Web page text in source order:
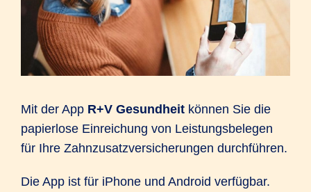
Mit der App R+V Gesundheit können Sie die
papier­lose Ein­reichung von Leistungs­belegen
für Ihre Zahn­zusatz­versiche­rungen durch­führen.
Die App ist für iPhone und Android verfügbar.